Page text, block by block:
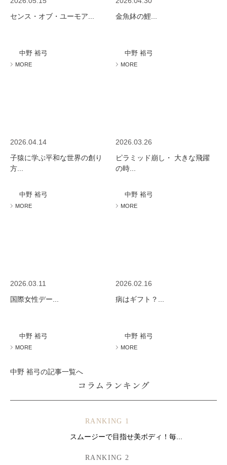
センス・オブ・ユーモア...
中野 裕弓
MORE
金魚鉢の鯉...
中野 裕弓
MORE
2026.04.14
子猿に学ぶ平和な世界の創り
方...
中野 裕弓
MORE
2026.03.26
ピラミッド崩し・ 大きな飛躍
の時...
中野 裕弓
MORE
2026.03.11
国際女性デー...
中野 裕弓
MORE
2026.02.16
病はギフト？...
中野 裕弓
MORE
中野 裕弓の記事一覧へ
コラムランキング
RANKING 1
スムージーで目指せ美ボディ！毎...
RANKING 2